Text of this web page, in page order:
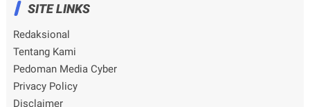
SITE LINKS
Redaksional
Tentang Kami
Pedoman Media Cyber
Privacy Policy
Disclaimer